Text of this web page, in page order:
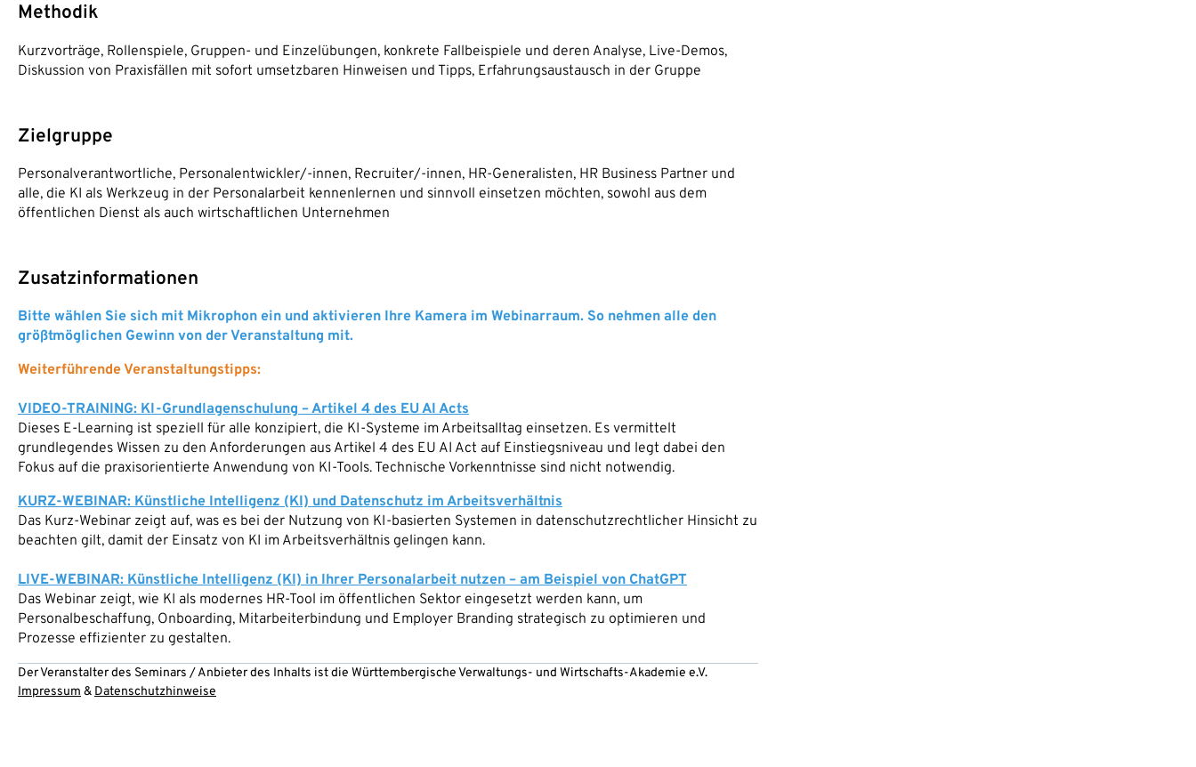
Methodik
Kurzvorträge, Rollenspiele, Gruppen- und Einzelübungen, konkrete Fallbeispiele und deren Analyse, Live-Demos,
Diskussion von Praxisfällen mit sofort umsetzbaren Hinweisen und Tipps, Erfahrungsaustausch in der Gruppe
Zielgruppe
Personalverantwortliche, Personalentwickler/-innen, Recruiter/-innen, HR-Generalisten, HR Business Partner und
alle, die KI als Werkzeug in der Personalarbeit kennenlernen und sinnvoll einsetzen möchten, sowohl aus dem
öffentlichen Dienst als auch wirtschaftlichen Unternehmen
Zusatzinformationen
Bitte wählen Sie sich mit Mikrophon ein und aktivieren Ihre Kamera im Webinarraum. So nehmen alle den
größtmöglichen Gewinn von der Veranstaltung mit.
Weiterführende Veranstaltungstipps:
VIDEO-TRAINING: KI-Grundlagenschulung – Artikel 4 des EU AI Acts
Dieses E-Learning ist speziell für alle konzipiert, die KI-Systeme im Arbeitsalltag einsetzen. Es vermittelt
grundlegendes Wissen zu den Anforderungen aus Artikel 4 des EU AI Act auf Einstiegsniveau und legt dabei den
Fokus auf die praxisorientierte Anwendung von KI-Tools. Technische Vorkenntnisse sind nicht notwendig.
KURZ-WEBINAR: Künstliche Intelligenz (KI) und Datenschutz im Arbeitsverhältnis
Das Kurz-Webinar zeigt auf, was es bei der Nutzung von KI-basierten Systemen in datenschutzrechtlicher Hinsicht zu
beachten gilt, damit der Einsatz von KI im Arbeitsverhältnis gelingen kann.
LIVE-WEBINAR: Künstliche Intelligenz (KI) in Ihrer Personalarbeit nutzen – am Beispiel von ChatGPT
Das Webinar zeigt, wie KI als modernes HR-Tool im öffentlichen Sektor eingesetzt werden kann, um
Personalbeschaffung, Onboarding, Mitarbeiterbindung und Employer Branding strategisch zu optimieren und
Prozesse effizienter zu gestalten.
Der Veranstalter des Seminars / Anbieter des Inhalts ist die Württembergische Verwaltungs- und Wirtschafts-Akademie e.V.
Impressum & Datenschutzhinweise